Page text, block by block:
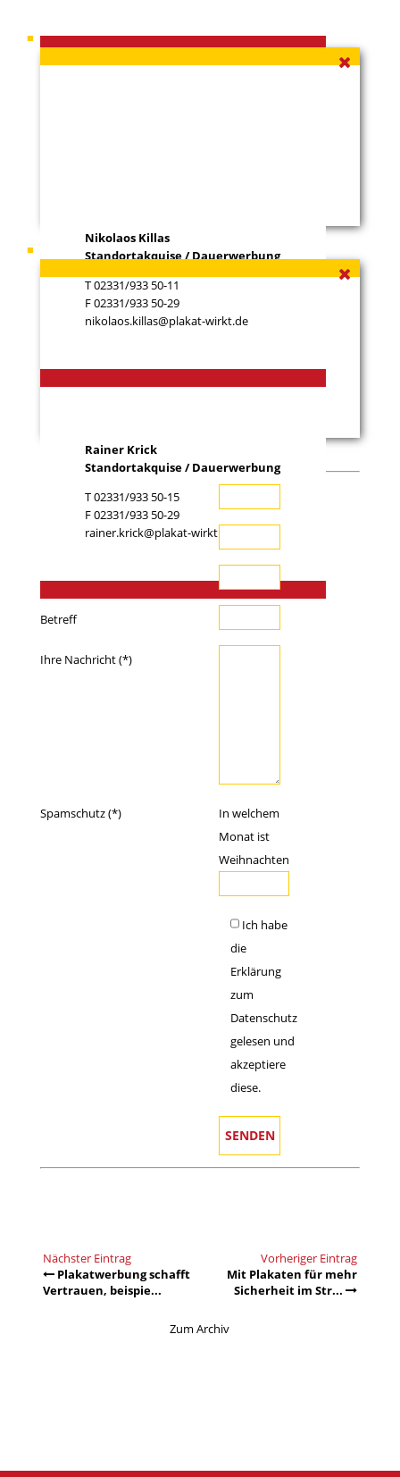
Ihr Ansprechpartner Nikolaos Killas
Nikolaos Killas
Standortakquise / Dauerwerbung
T 02331/933 50-11
F 02331/933 50-29
nikolaos.killas@plakat-wirkt.de
Ihr Ansprechpartner Rainer Krick
Rainer Krick
Standortakquise / Dauerwerbung
T 02331/933 50-15
F 02331/933 50-29
rainer.krick@plakat-wirkt.de
Ihr Name (*)
Ihre E-Mail-Adresse (*)
Telefon
Betreff
Ihre Nachricht (*)
Spamschutz (*)
In welchem
Monat ist
Weihnachten
Ich habe
die
Erklärung
zum
Datenschutz
gelesen und
akzeptiere
diese.
Nächster Eintrag
Plakatwerbung schafft
Vertrauen, beispie...
Vorheriger Eintrag
Mit Plakaten für mehr
Sicherheit im Str...
Zum Archiv